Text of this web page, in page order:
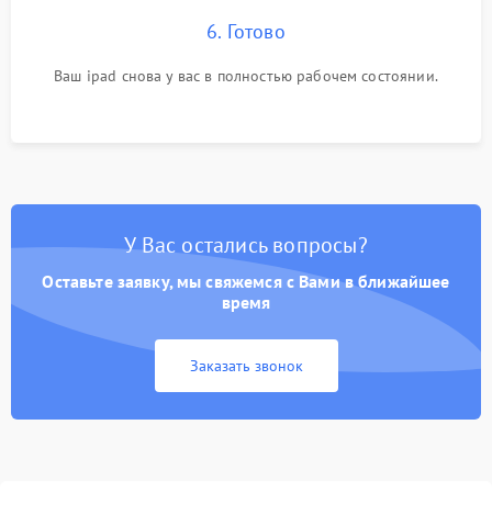
6. Готово
Ваш ipad снова у вас в полностью рабочем состоянии.
У Вас остались вопросы?
Оставьте заявку, мы свяжемся с Вами в ближайшее
время
Заказать звонок